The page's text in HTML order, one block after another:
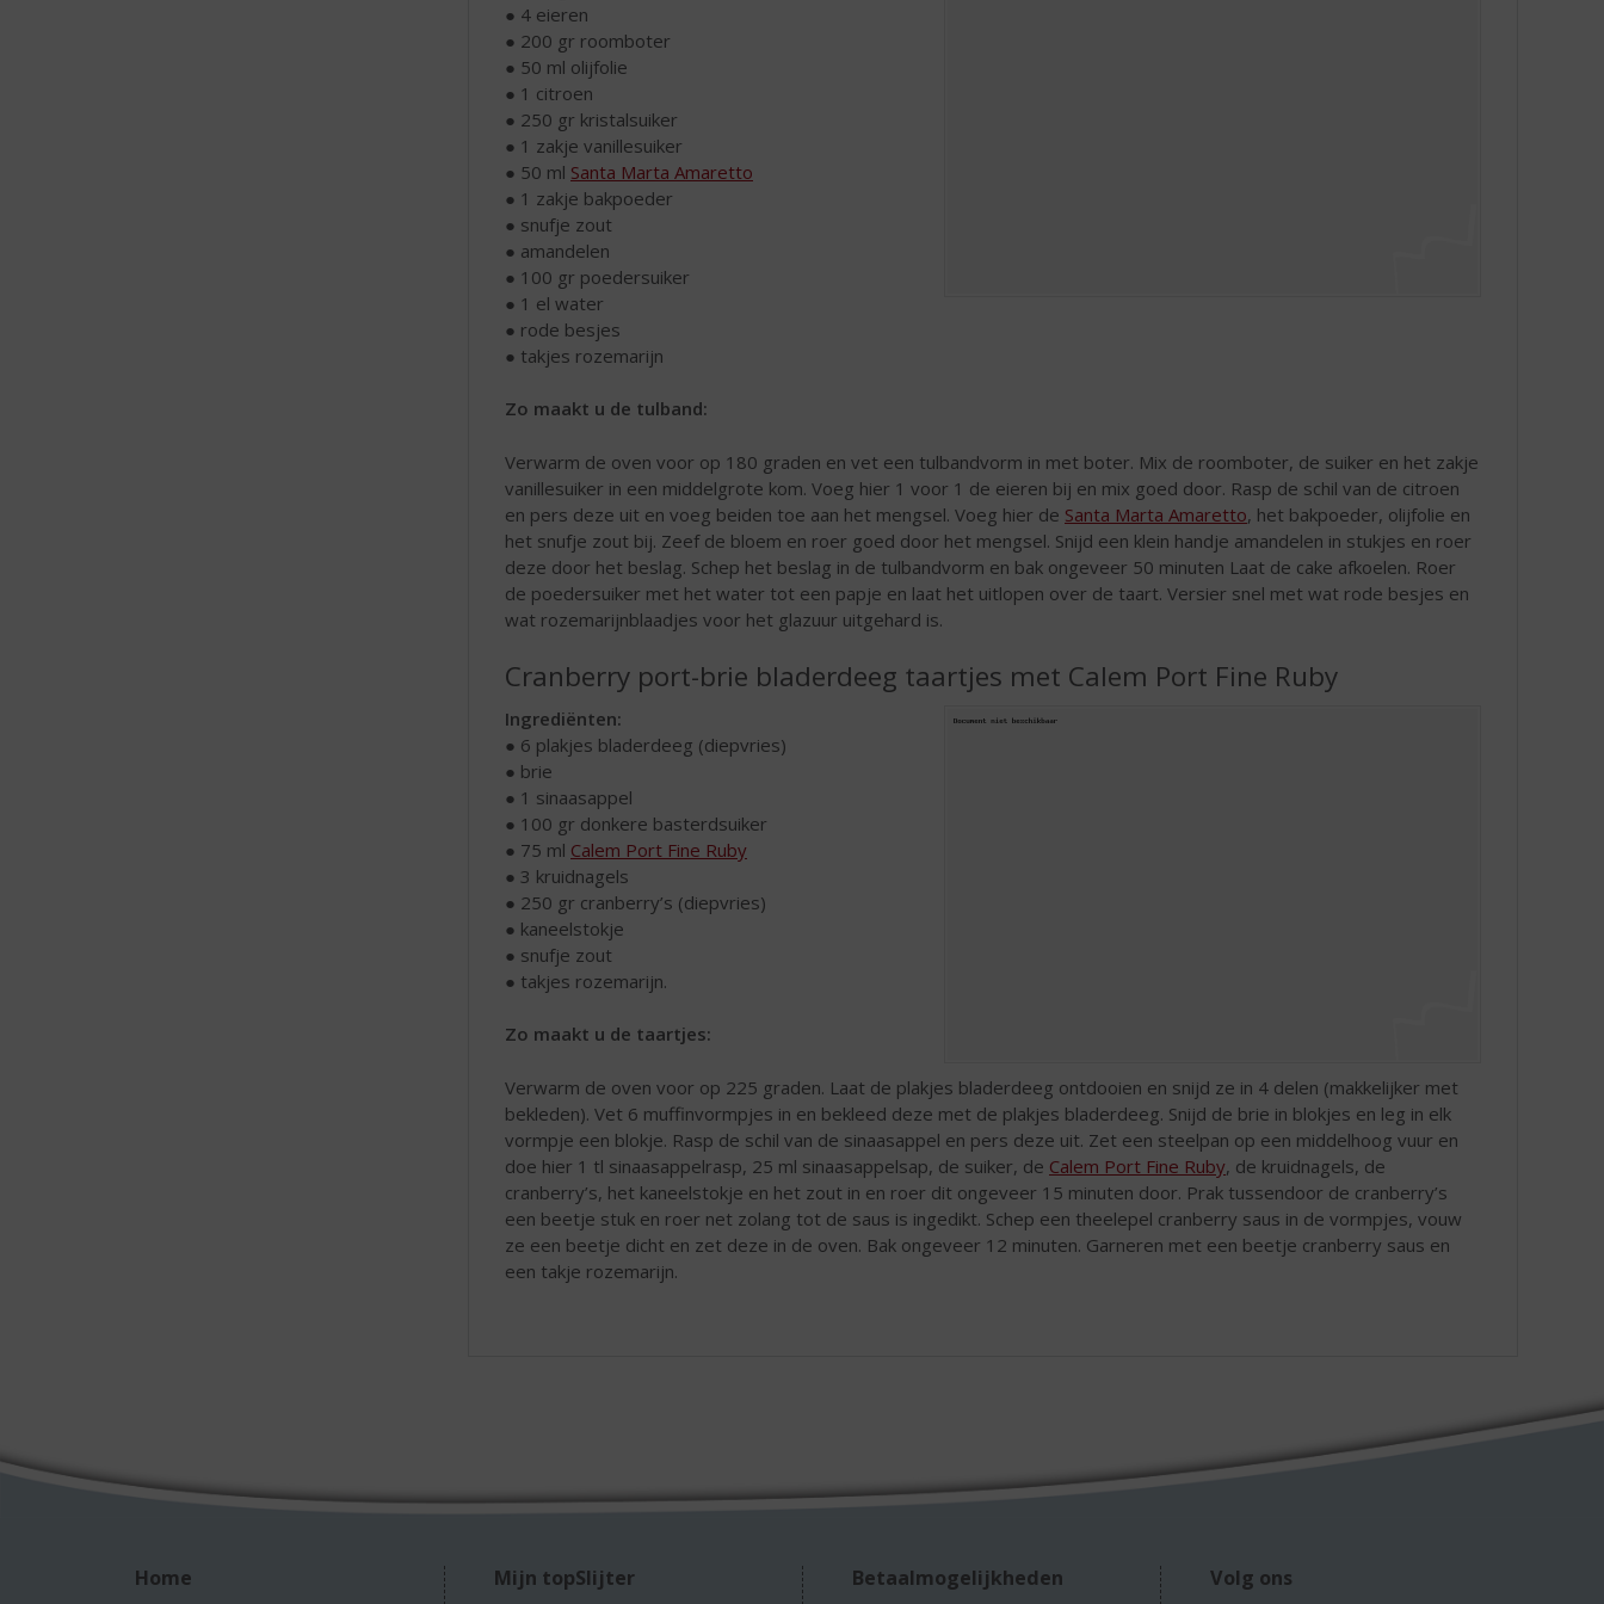
● 4 eieren
● 200 gr roomboter
● 50 ml olijfolie
● 1 citroen
● 250 gr kristalsuiker
● 1 zakje vanillesuiker
● 50 ml Santa Marta Amaretto
● 1 zakje bakpoeder
● snufje zout
● amandelen
● 100 gr poedersuiker
● 1 el water
● rode besjes
● takjes rozemarijn
Zo maakt u de tulband:
Verwarm de oven voor op 180 graden en vet een tulbandvorm in met boter. Mix de roomboter, de suiker en het zakje
vanillesuiker in een middelgrote kom. Voeg hier 1 voor 1 de eieren bij en mix goed door. Rasp de schil van de citroen
en pers deze uit en voeg beiden toe aan het mengsel. Voeg hier de Santa Marta Amaretto, het bakpoeder, olijfolie en
het snufje zout bij. Zeef de bloem en roer goed door het mengsel. Snijd een klein handje amandelen in stukjes en roer
deze door het beslag. Schep het beslag in de tulbandvorm en bak ongeveer 50 minuten Laat de cake afkoelen. Roer
de poedersuiker met het water tot een papje en laat het uitlopen over de taart. Versier snel met wat rode besjes en
wat rozemarijnblaadjes voor het glazuur uitgehard is.
Cranberry port-brie bladerdeeg taartjes met Calem Port Fine Ruby
Ingrediënten:
● 6 plakjes bladerdeeg (diepvries)
● brie
● 1 sinaasappel
● 100 gr donkere basterdsuiker
● 75 ml Calem Port Fine Ruby
● 3 kruidnagels
● 250 gr cranberry’s (diepvries)
● kaneelstokje
● snufje zout
● takjes rozemarijn.
Zo maakt u de taartjes:
Verwarm de oven voor op 225 graden. Laat de plakjes bladerdeeg ontdooien en snijd ze in 4 delen (makkelijker met
bekleden). Vet 6 muffinvormpjes in en bekleed deze met de plakjes bladerdeeg. Snijd de brie in blokjes en leg in elk
vormpje een blokje. Rasp de schil van de sinaasappel en pers deze uit. Zet een steelpan op een middelhoog vuur en
doe hier 1 tl sinaasappelrasp, 25 ml sinaasappelsap, de suiker, de Calem Port Fine Ruby, de kruidnagels, de
cranberry’s, het kaneelstokje en het zout in en roer dit ongeveer 15 minuten door. Prak tussendoor de cranberry’s
een beetje stuk en roer net zolang tot de saus is ingedikt. Schep een theelepel cranberry saus in de vormpjes, vouw
ze een beetje dicht en zet deze in de oven. Bak ongeveer 12 minuten. Garneren met een beetje cranberry saus en
een takje rozemarijn.
Home Mijn topSlijter Betaalmogelijkheden Volg ons